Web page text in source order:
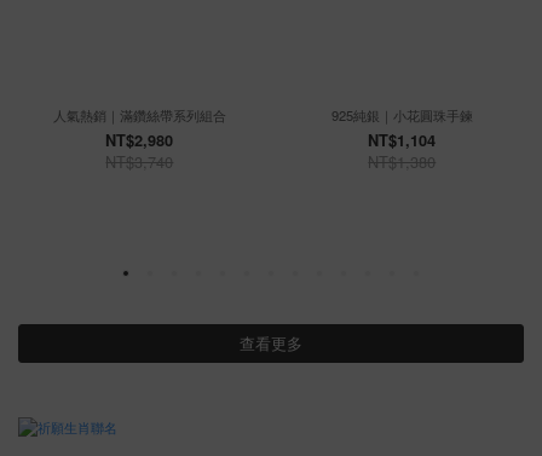
人氣熱銷｜滿鑽絲帶系列組合
NT$2,980
NT$3,740
925純銀｜小花圓珠手鍊
NT$1,104
NT$1,380
查看更多